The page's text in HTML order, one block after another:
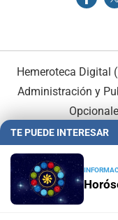
Hemeroteca Digital
Administración y
TE PUEDE INTERESAR